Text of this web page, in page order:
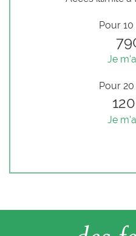
Pour 10
Je
Pour
Je